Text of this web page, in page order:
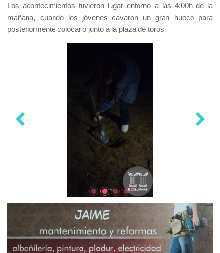
Los acontecimientos tuvieron lugar entorno a las 4:00h de la
mañana, cuando los jóvenes cavaron un gran hueco para
posteriormente colocarlo junto a la plaza de toros.